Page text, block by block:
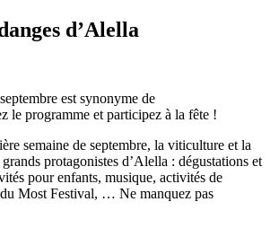
d’Alella
est synonyme de
le programme et participez à la fête !
semaine de septembre, la viticulture et la
protagonistes d’Alella : dégustations et
pour enfants, musique, activités de
Most Festival, … Ne manquez pas